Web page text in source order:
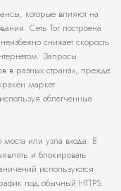
которые влияют на
Сеть Tor построена
снижает скорость
Запросы
в разных странах, прежде
маркет
облегченные
или узла входа. В
и блокировать
используются
под обычный HTTPS.